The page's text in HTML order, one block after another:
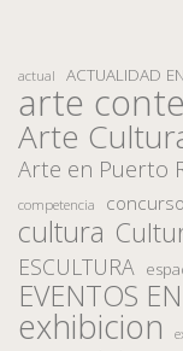
actual ACTUALIDAD
arte
Arte
Arte en Puerto
competencia concurso
cultura
ESCULTURA
EVENTOS
exhibicion